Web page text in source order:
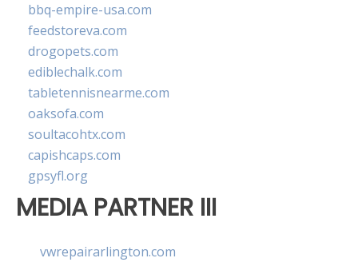
bbq-empire-usa.com
feedstoreva.com
drogopets.com
ediblechalk.com
tabletennisnearme.com
oaksofa.com
soultacohtx.com
capishcaps.com
gpsyfl.org
MEDIA PARTNER III
vwrepairarlington.com